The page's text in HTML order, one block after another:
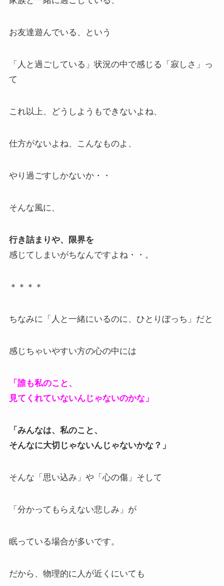
お友達遊んでいる、という
「人と過ごしている」状況の中で感じる「寂しさ」っ
て
これ以上、どうしようもできないよね、
仕方がないよね、こんなものよ、
やり過ごすしかないか・・
そんな風に、
行き詰まりや、限界を
感じてしまいがちなんですよね・・。
＊＊＊＊
ちなみに「人と一緒にいるのに、ひとりぼっち」だと
感じちゃいやすい方の心の中には
「誰も私のこと、
見てくれていないんじゃないのかな」
「みんなは、私のこと、
そんなに大切じゃないんじゃないかな？」
そんな「思い込み」や「心の傷」そして
「分かってもらえない悲しみ」が
眠っている場合が多いです。
だから、物理的に人が近くにいても